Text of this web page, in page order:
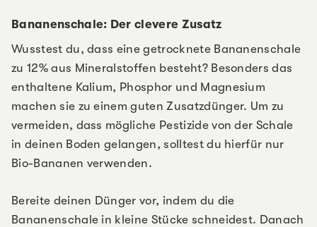
Bananenschale: Der clevere Zusatz
Wusstest du, dass eine getrocknete Bananenschale
zu 12% aus Mineralstoffen besteht? Besonders das
enthaltene Kalium, Phosphor und Magnesium
machen sie zu einem guten Zusatzdünger. Um zu
vermeiden, dass mögliche Pestizide von der Schale
in deinen Boden gelangen, solltest du hierfür nur
Bio-Bananen verwenden.
Bereite deinen Dünger vor, indem du die
Bananenschale in kleine Stücke schneidest. Danach